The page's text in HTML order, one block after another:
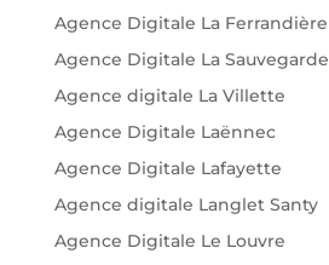
Agence Digitale La Ferrandière
Agence Digitale La Sauvegarde
Agence digitale La Villette
Agence Digitale Laënnec
Agence Digitale Lafayette
Agence digitale Langlet Santy
Agence Digitale Le Louvre